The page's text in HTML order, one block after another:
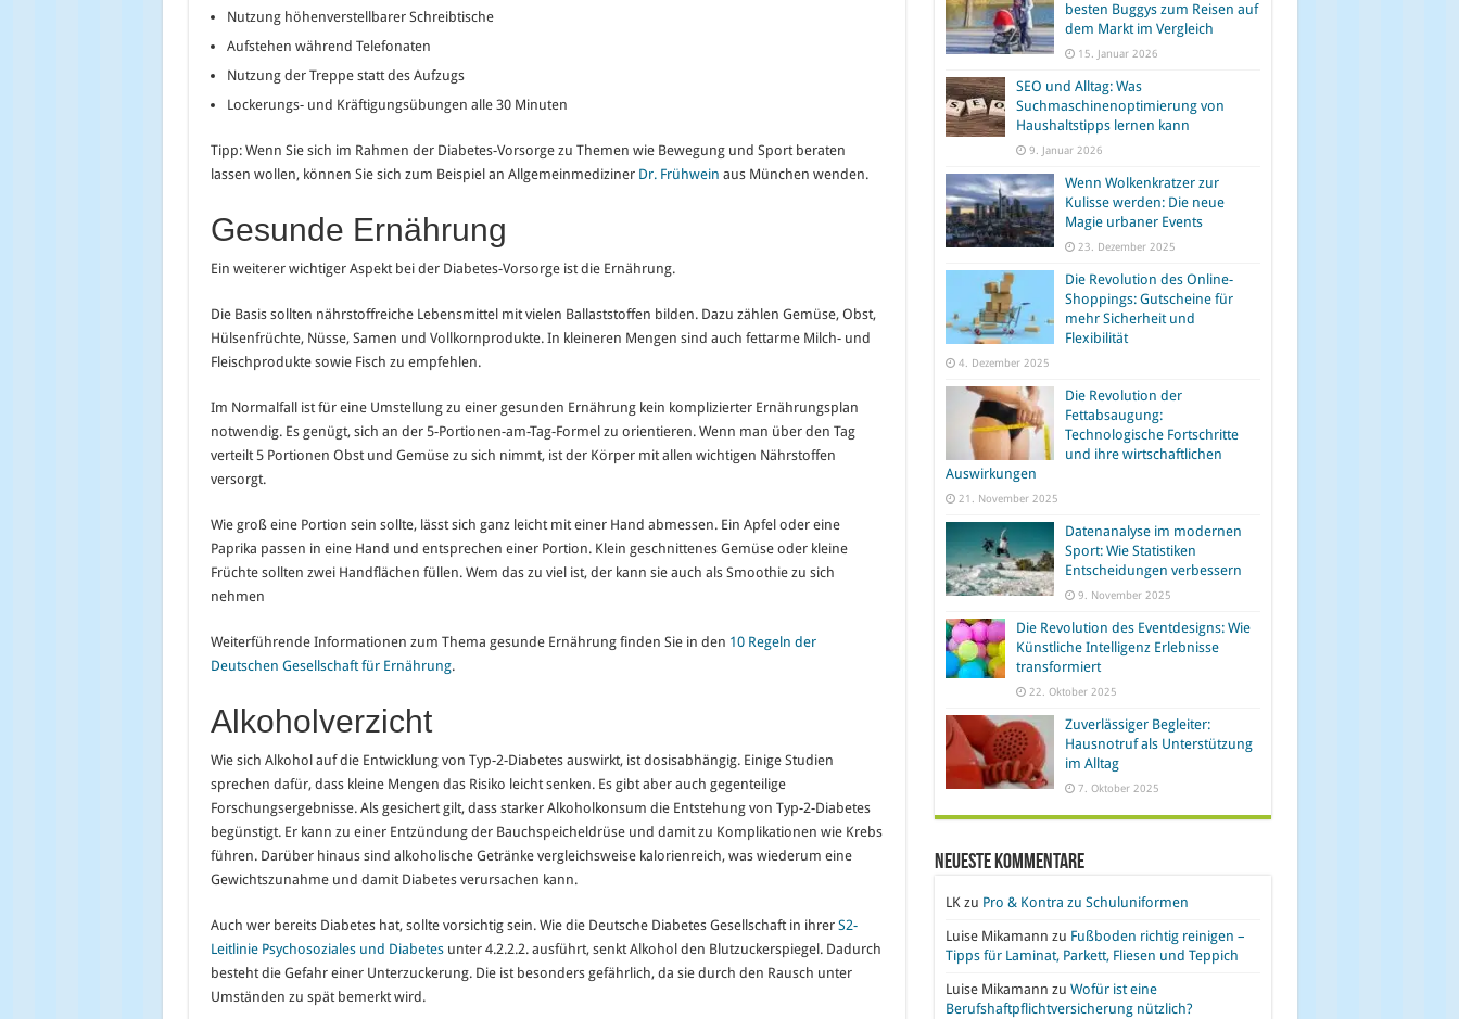
Nutzung höhenverstellbarer Schreibtische
Aufstehen während Telefonaten
Nutzung der Treppe statt des Aufzugs
Lockerungs- und Kräftigungsübungen alle 30 Minuten
Tipp: Wenn Sie sich im Rahmen der Diabetes-Vorsorge zu Themen wie Bewegung und Sport beraten
lassen wollen, können Sie sich zum Beispiel an Allgemeinmediziner Dr. Frühwein aus München wenden.
Gesunde Ernährung
Ein weiterer wichtiger Aspekt bei der Diabetes-Vorsorge ist die Ernährung.
Die Basis sollten nährstoffreiche Lebensmittel mit vielen Ballaststoffen bilden. Dazu zählen Gemüse, Obst,
Hülsenfrüchte, Nüsse, Samen und Vollkornprodukte. In kleineren Mengen sind auch fettarme Milch- und
Fleischprodukte sowie Fisch zu empfehlen.
Im Normalfall ist für eine Umstellung zu einer gesunden Ernährung kein komplizierter Ernährungsplan
notwendig. Es genügt, sich an der 5-Portionen-am-Tag-Formel zu orientieren. Wenn man über den Tag
verteilt 5 Portionen Obst und Gemüse zu sich nimmt, ist der Körper mit allen wichtigen Nährstoffen
versorgt.
Wie groß eine Portion sein sollte, lässt sich ganz leicht mit einer Hand abmessen. Ein Apfel oder eine
Paprika passen in eine Hand und entsprechen einer Portion. Klein geschnittenes Gemüse oder kleine
Früchte sollten zwei Handflächen füllen. Wem das zu viel ist, der kann sie auch als Smoothie zu sich
nehmen
Weiterführende Informationen zum Thema gesunde Ernährung finden Sie in den 10 Regeln der
Deutschen Gesellschaft für Ernährung.
Alkoholverzicht
Wie sich Alkohol auf die Entwicklung von Typ-2-Diabetes auswirkt, ist dosisabhängig. Einige Studien
sprechen dafür, dass kleine Mengen das Risiko leicht senken. Es gibt aber auch gegenteilige
Forschungsergebnisse. Als gesichert gilt, dass starker Alkoholkonsum die Entstehung von Typ-2-Diabetes
begünstigt. Er kann zu einer Entzündung der Bauchspeicheldrüse und damit zu Komplikationen wie Krebs
führen. Darüber hinaus sind alkoholische Getränke vergleichsweise kalorienreich, was wiederum eine
Gewichtszunahme und damit Diabetes verursachen kann.
Auch wer bereits Diabetes hat, sollte vorsichtig sein. Wie die Deutsche Diabetes Gesellschaft in ihrer S2-
Leitlinie Psychosoziales und Diabetesunter 4.2.2.2. ausführt, senkt Alkohol den Blutzuckerspiegel. Dadurch
besteht die Gefahr einer Unterzuckerung. Die ist besonders gefährlich, da sie durch den Rausch unter
Umständen zu spät bemerkt wird.
besten Buggys zum Reisen auf
dem Markt im Vergleich
15. Januar 2026
SEO und Alltag: Was
Suchmaschinenoptimierung von
Haushaltstipps lernen kann
9. Januar 2026
Wenn Wolkenkratzer zur
Kulisse werden: Die neue
Magie urbaner Events
23. Dezember 2025
Die Revolution des Online-
Shoppings: Gutscheine für
mehr Sicherheit und
Flexibilität
4. Dezember 2025
Die Revolution der
Fettabsaugung:
Technologische Fortschritte
und ihre wirtschaftlichen
Auswirkungen
21. November 2025
Datenanalyse im modernen
Sport: Wie Statistiken
Entscheidungen verbessern
9. November 2025
Die Revolution des Eventdesigns: Wie
Künstliche Intelligenz Erlebnisse
transformiert
22. Oktober 2025
Zuverlässiger Begleiter:
Hausnotruf als Unterstützung
im Alltag
7. Oktober 2025
Neueste Kommentare
LKzu Pro & Kontra zu Schuluniformen
Luise Mikamann zu Fußboden richtig reinigen –
Tipps für Laminat, Parkett, Fliesen und Teppich
Luise Mikamann zu Wofür ist eine
Berufshaftpflichtversicherung nützlich?